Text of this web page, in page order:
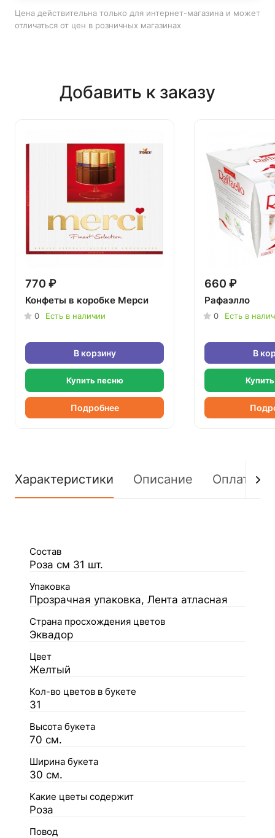
Цена действительна только для интернет-магазина и может
отличаться от цен в розничных магазинах
Добавить к заказу
770 ₽
Конфеты в коробке Мерси
0 Есть в наличии
В корзину
Купить песню
Подробнее
660 ₽
Рафаэлло
0 Есть в
В
Характеристики Описание Оплата
Состав
Роза см 31 шт.
Упаковка
Прозрачная упаковка, Лента атласная
Страна просхождения цветов
Эквадор
Цвет
Желтый
Кол-во цветов в букете
31
Высота букета
70 см.
Ширина букета
30 см.
Какие цветы содержит
Роза
Повод